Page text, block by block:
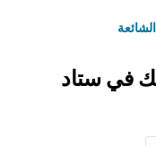
في ستاد